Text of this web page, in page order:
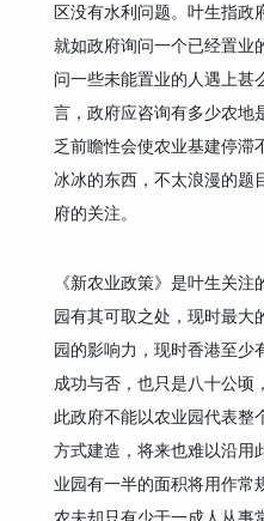
区没有水利问题。叶生指政
就如政府询问一个已经置业
问一些未能置业的人遇上甚
言，政府应咨询有多少农地
乏前瞻性会使农业基建停滞
冰冰的东西，不太浪漫的题
府的关注。
《新农业政策》是叶生关
园有其可取之处，现时最大
园的影响力，现时香港至少
成功与否，也只是八十公顷
此政府不能以农业园代表整
方式建造，将来也难以沿用
业园有一半的面积将用作常
农夫却只有少于一成人从事